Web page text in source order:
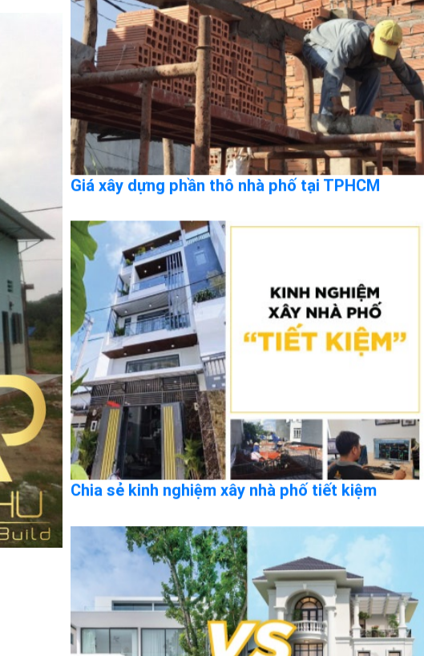
Giá xây dựng phần thô nhà phố tại TPHCM
Chia sẻ kinh nghiệm xây nhà phố tiết kiệm